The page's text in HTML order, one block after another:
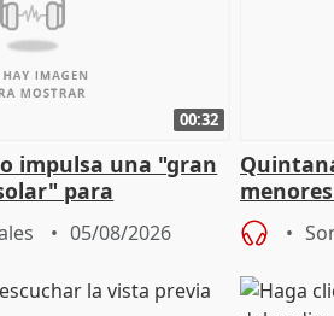
00:32
impulsa una "gran
para
05/08/2026